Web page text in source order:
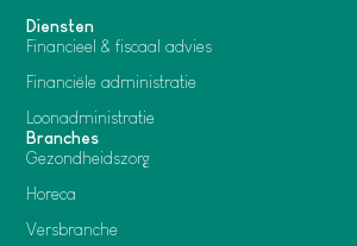
Diensten
Financieel & fiscaal advies
Financiële administratie
Loonadministratie
Branches
Gezondheidszorg
Horeca
Versbranche